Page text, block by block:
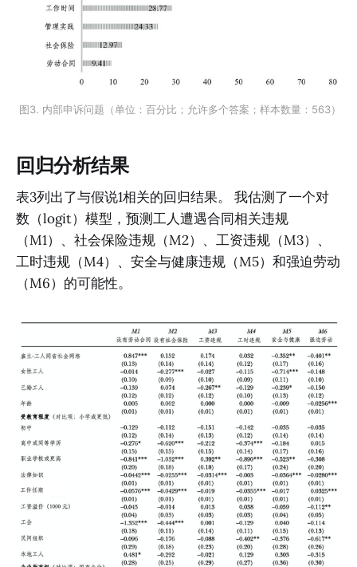
图3. 内部申诉问题（单位：百分比；允许多个答案；样本数量：563）
回归分析结果
表3列出了与假说1相关的回归结果。 我估测了一个对
数（logit）模型，预测工人遭遇合同相关违规
（M1）、社会保险违规（M2）、工资违规（M3）、
工时违规（M4）、安全与健康违规（M5）和强迫劳动
（M6）的可能性。